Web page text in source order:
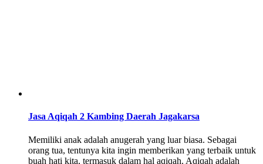
Jasa Aqiqah 2 Kambing Daerah Jagakarsa
Memiliki anak adalah anugerah yang luar biasa. Sebagai
orang tua, tentunya kita ingin memberikan yang terbaik untuk
buah hati kita, termasuk dalam hal aqiqah. Aqiqah adalah